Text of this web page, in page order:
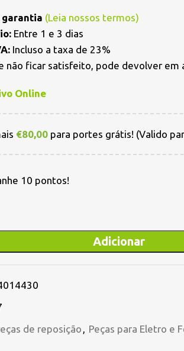
garantia (Leia nossos termos)
Entre 1 e 3 dias
Incluso a taxa de 23%
não ficar satisfeito, pode devolver em
Online
€80,00 para portes grátis! (Valido
10 pontos!
Adicionar
de reposição , Peças para Eletro e